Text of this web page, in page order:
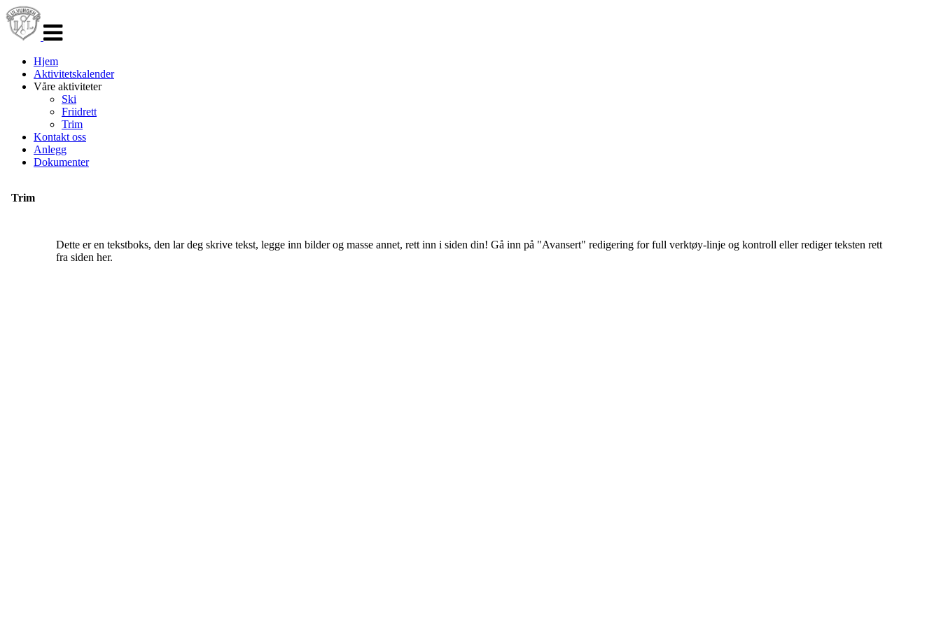
navigasjon
Hjem
Aktivitetskalender
Våre aktiviteter
Ski
Friidrett
Trim
Kontakt oss
Anlegg
Dokumenter
Trim
Dette er en tekstboks, den lar deg skrive tekst, legge inn bilder og masse annet, rett inn i siden din! Gå inn på "Avansert" redigering for full verktøy-linje og kontroll eller rediger teksten rett
fra siden her.